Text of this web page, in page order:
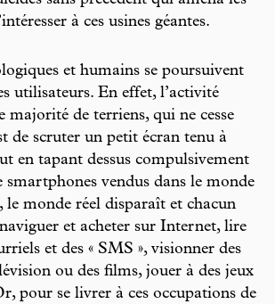
à ces usines géantes.
et humains se poursuivent
utilisateurs. En effet, l’activité
majorité de terriens, qui ne cesse
de scruter un petit écran tenu à
en tapant dessus compulsivement
vendus dans le monde
le monde réel disparaît et chacun
et acheter sur Internet, lire
et des « SMS », visionner des
ou des films, jouer à des jeux
pour se livrer à ces occupations de